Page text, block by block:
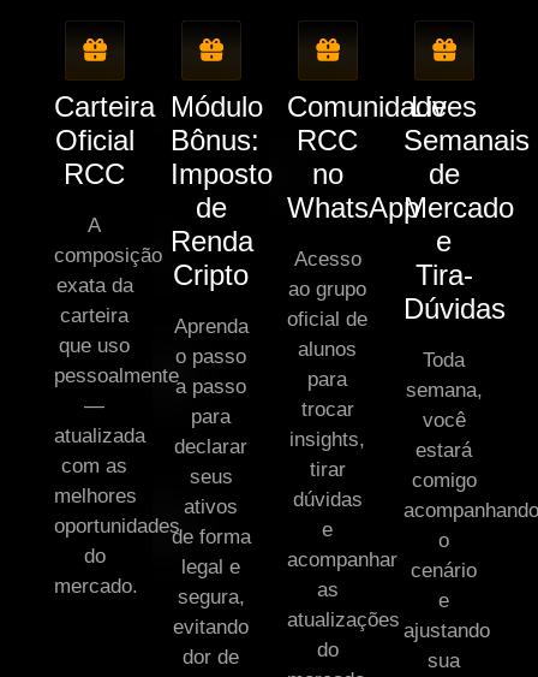
Carteira
Oficial
RCC
A
composição
exata da
carteira
que uso
pessoalmente
—
atualizada
com as
melhores
oportunidades
do
mercado.
Módulo
Bônus:
Imposto
de
Renda
Cripto
Aprenda
o passo
a passo
para
declarar
seus
ativos
de forma
legal e
segura,
evitando
dor de
Comunidade
RCC
no
WhatsApp
Acesso
ao grupo
oficial de
alunos
para
trocar
insights,
tirar
dúvidas
e
acompanhar
as
atualizações
do
Lives
Semanais
de
Mercado
e
Tira-
Dúvidas
Toda
semana,
você
estará
comigo
acompanhando
o
cenário
e
ajustando
sua